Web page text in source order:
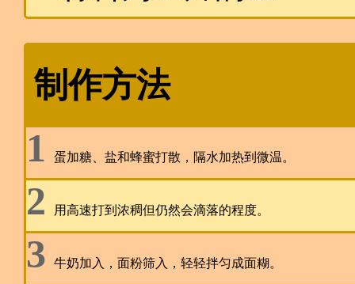
制作方法
1 蛋加糖、盐和蜂蜜打散，隔水加热到微温。
2 用高速打到浓稠但仍然会滴落的程度。
3 牛奶加入，面粉筛入，轻轻拌匀成面糊。